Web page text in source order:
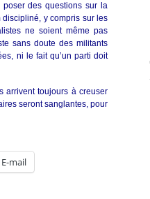
poser des questions sur la
y compris sur les
ne soient même pas
sans doute des militants
ni le fait qu’un parti doit
arrivent toujours à creuser
seront sanglantes, pour
E-mail